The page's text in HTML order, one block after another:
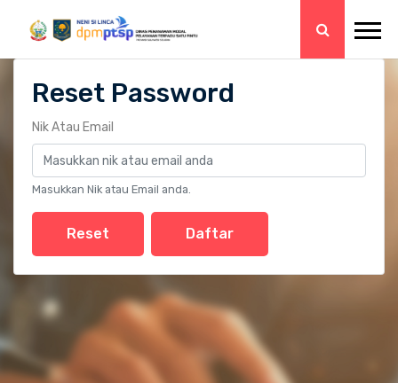
Reset Password
Nik Atau Email
Masukkan Nik atau Email anda.
Reset Daftar